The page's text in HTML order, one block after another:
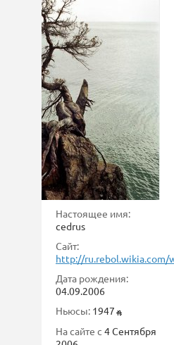
Настоящее имя:
cedrus
Сайт:
http://ru.rebol.wikia.com/
Дата рождения:
04.09.2006
Ньюсы: 1947
На сайте с 4 Сентября